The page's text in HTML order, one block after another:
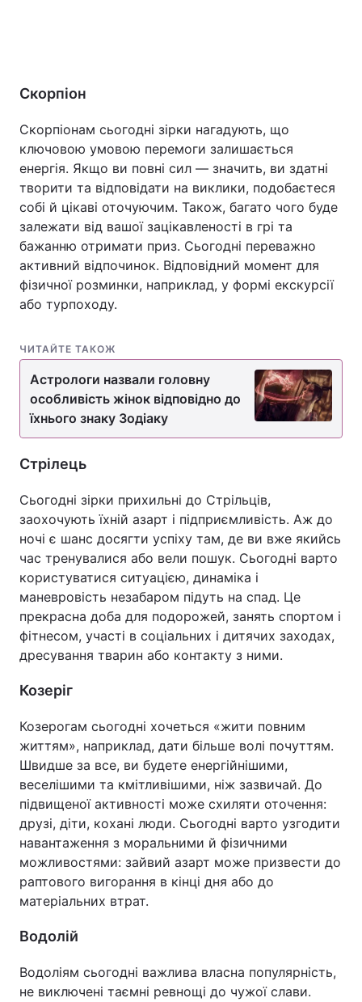
Скорпіон
Скорпіонам сьогодні зірки нагадують, що
ключовою умовою перемоги залишається
енергія. Якщо ви повні сил — значить, ви здатні
творити та відповідати на виклики, подобаєтеся
собі й цікаві оточуючим. Також, багато чого буде
залежати від вашої зацікавленості в грі та
бажанню отримати приз. Сьогодні переважно
активний відпочинок. Відповідний момент для
фізичної розминки, наприклад, у формі екскурсії
або турпоходу.
ЧИТАЙТЕ ТАКОЖ
Астрологи назвали головну
особливість жінок відповідно до
їхнього знаку Зодіаку
Стрілець
Сьогодні зірки прихильні до Стрільців,
заохочують їхній азарт і підприємливість. Аж до
ночі є шанс досягти успіху там, де ви вже якийсь
час тренувалися або вели пошук. Сьогодні варто
користуватися ситуацією, динаміка і
маневровість незабаром підуть на спад. Це
прекрасна доба для подорожей, занять спортом і
фітнесом, участі в соціальних і дитячих заходах,
дресування тварин або контакту з ними.
Козеріг
Козерогам сьогодні хочеться «жити повним
життям», наприклад, дати більше волі почуттям.
Швидше за все, ви будете енергійнішими,
веселішими та кмітливішими, ніж зазвичай. До
підвищеної активності може схиляти оточення:
друзі, діти, кохані люди. Сьогодні варто узгодити
навантаження з моральними й фізичними
можливостями: зайвий азарт може призвести до
раптового вигорання в кінці дня або до
матеріальних втрат.
Водолій
Водоліям сьогодні важлива власна популярність,
не виключені таємні ревнощі до чужої слави.